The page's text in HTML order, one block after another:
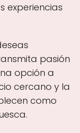
experiencias
pasión
opción a
cercano y la
como